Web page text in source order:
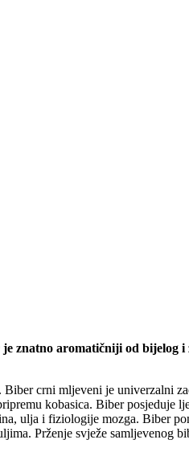
znatno aromatičniji od bijelog i
crni mljeveni je univerzalni
kobasica. Biber posjeduje
ulja i fiziologije mozga. Biber
Prženje svježe samljevenog